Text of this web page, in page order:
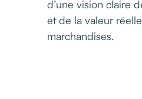
d’une vision claire
et de la valeur
marchandises.